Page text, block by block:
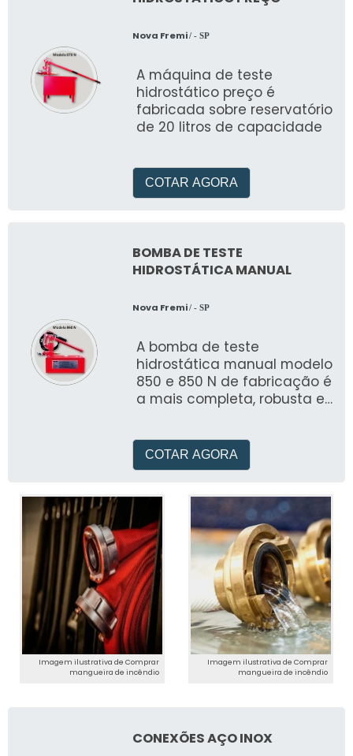
Nova Fremi/ - SP
A máquina de teste
hidrostático preço é
fabricada sobre reservatório
de 20 litros de capacidade
COTAR AGORA
BOMBA DE TESTE
HIDROSTÁTICA MANUAL
Nova Fremi/ - SP
A bomba de teste
hidrostática manual modelo
850 e 850 N de fabricação é
a mais completa, robusta e
COTAR AGORA
Imagem ilustrativa de Comprar
mangueira de incêndio
Imagem ilustrativa de Comprar
mangueira de incêndio
CONEXÕES AÇO INOX